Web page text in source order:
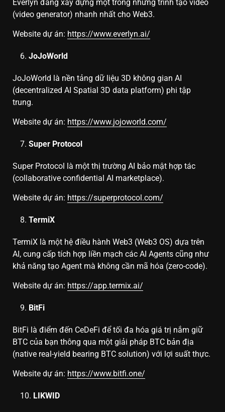
Everlyn đang xây dựng một trong những trình tạo video
(video generator) nhanh nhất cho Web3.
Website dự án: https://www.everlyn.ai/
JoJoWorld
JoJoWorld là nền tảng dữ liệu 3D không gian AI
(decentralized AI Spatial 3D data platform) phi tập
trung.
Website dự án: https://www.jojoworld.com/
Super Protocol
Super Protocol là một thị trường AI bảo mật hợp tác
(collaborative confidential AI marketplace).
Website dự án: https://superprotocol.com/
TermiX
TermiX là một hệ điều hành Web3 (Web3 OS) dựa trên
AI, cung cấp tích hợp liền mạch các AI Agents cũng như
khả năng tạo Agent mà không cần mã hóa (zero-code).
Website dự án: https://app.termix.ai/
BitFi
BitFi là điểm đến CeDeFi để tối đa hóa giá trị nắm giữ
BTC của bạn thông qua một giải pháp BTC bản địa
(native real-yield bearing BTC solution) với lợi suất thực.
Website dự án: https://www.bitfi.one/
LIKWID